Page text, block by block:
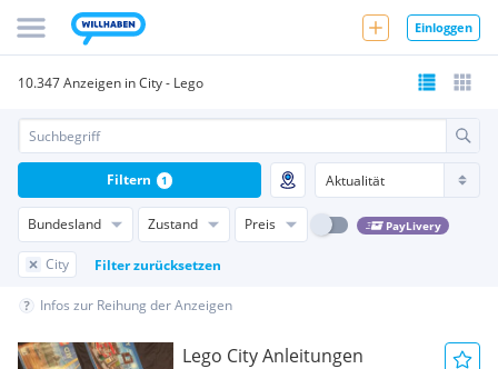
Einloggen
10.347 Anzeigen in City - Lego
Bundesland Zustand Preis PayLivery
City Filter zurücksetzen
Filtern 1
Infos zur Reihung der Anzeigen
Lego City Anleitungen